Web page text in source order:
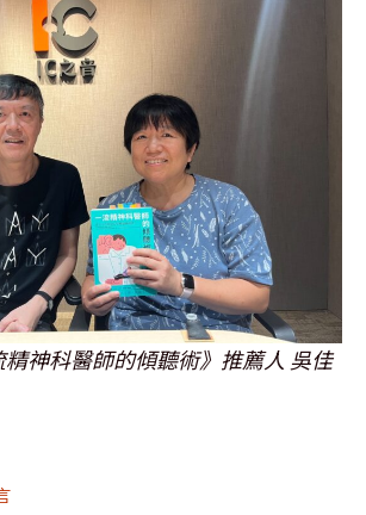
神科醫師的傾聽術》推薦人 吳佳
：吳佳璇、邱建智、嚴博瀚、黃清龍、